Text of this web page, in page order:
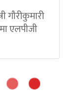
गौरीकुमारी
एलपीजी